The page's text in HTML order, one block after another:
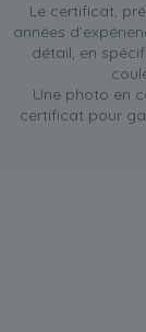
Le certificat,
années
détail, en
Une photo en
certificat pour